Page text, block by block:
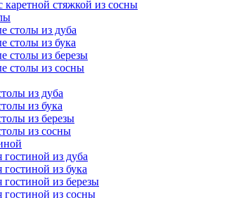
стяжкой из сосны
столы из дуба
столы из бука
столы из березы
столы из сосны
из дуба
из бука
из березы
из сосны
из дуба
из бука
из березы
из сосны